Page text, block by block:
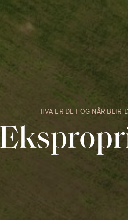
HVA ER DET OG NÅR BLIR